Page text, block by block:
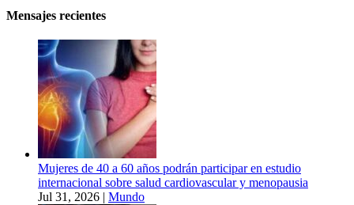
Mensajes recientes
Mujeres de 40 a 60 años podrán participar en estudio
internacional sobre salud cardiovascular y menopausia
Jul 31, 2026 | Mundo